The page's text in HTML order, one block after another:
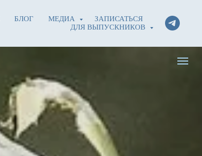
БЛОГ МЕДИА
ЗАПИСАТЬСЯ
ДЛЯ ВЫПУСКНИКОВ